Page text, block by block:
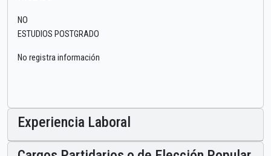
NO
ESTUDIOS POSTGRADO
No registra información
Experiencia Laboral